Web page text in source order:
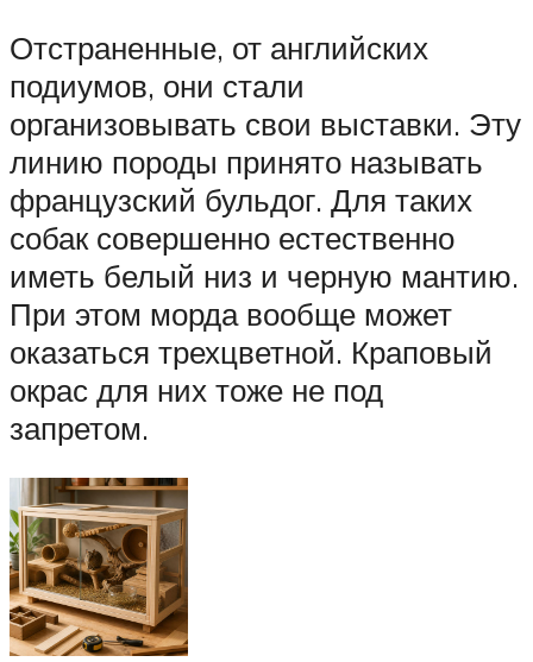
Отстраненные, от английских
подиумов, они стали
организовывать свои выставки. Эту
линию породы принято называть
французский бульдог. Для таких
собак совершенно естественно
иметь белый низ и черную мантию.
При этом морда вообще может
оказаться трехцветной. Краповый
окрас для них тоже не под
запретом.